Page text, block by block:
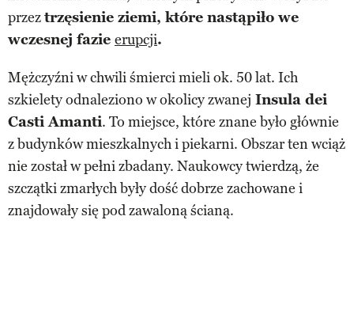
przeztrzęsienie ziemi, które nastąpiło we
wczesnej fazie erupcji.
Mężczyźni w chwili śmierci mieli ok. 50 lat. Ich
szkielety odnaleziono w okolicy zwanej Insula dei
Casti Amanti. To miejsce, które znane było głównie
z budynków mieszkalnych i piekarni. Obszar ten wciąż
nie został w pełni zbadany. Naukowcy twierdzą, że
szczątki zmarłych były dość dobrze zachowane i
znajdowały się pod zawaloną ścianą.